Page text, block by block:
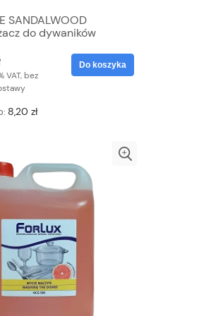
SANDALWOOD
do dywaników
VAT, bez
8,20 zł
Do koszyka